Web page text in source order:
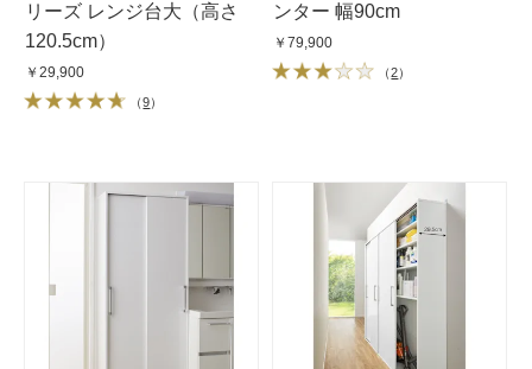
リーズ レンジ台大（高さ
120.5cm）
￥29,900
（9）
ンター 幅90cm
￥79,900
（2）